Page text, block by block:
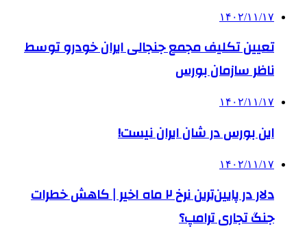
۱۴۰۲/۱۱/۱۷
تعیین تکلیف مجمع جنجالی ایران خودرو توسط
ناظر سازمان بورس
۱۴۰۲/۱۱/۱۷
این بورس در شان ایران نیست!
۱۴۰۲/۱۱/۱۷
دلار در پایین‌ترین نرخ ۲ ماه اخیر | کاهش خطرات
جنگ تجاری ترامپ؟